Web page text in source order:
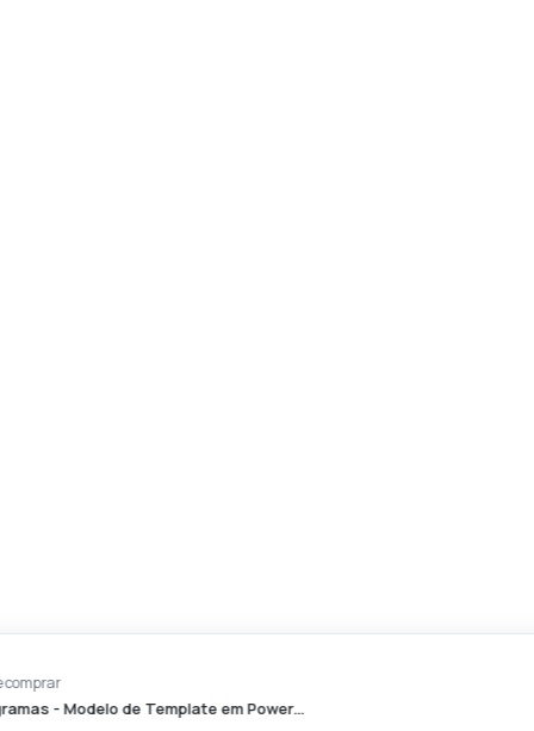
Organogramas - Modelo de Template em Power…